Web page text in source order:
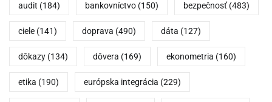
audit (184) bankovníctvo (150) bezpečnosť (483)
ciele (141) doprava (490) dáta (127)
dôkazy (134) dôvera (169) ekonometria (160)
etika (190) európska integrácia (229)